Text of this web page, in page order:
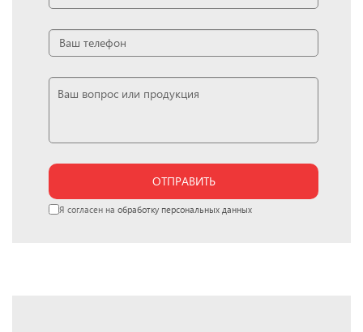
ОТПРАВИТЬ
Я согласен на обработку персональных данных